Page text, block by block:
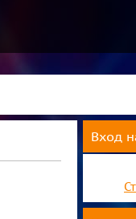
Вход